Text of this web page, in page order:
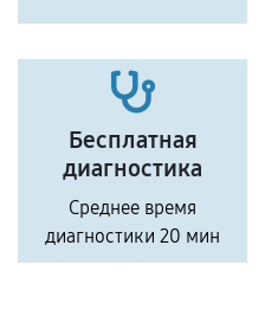
Бесплатная
диагностика
Среднее время
диагностики 20 мин